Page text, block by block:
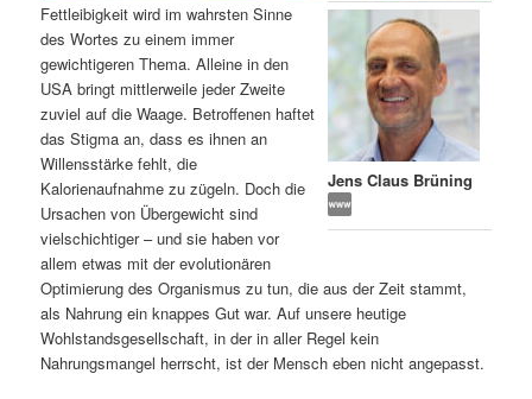
a
l
t
s
p
r
n
h
a
l
t
s
Jens Claus Brüning
Fettleibigkeit wird im wahrsten Sinne
des Wortes zu einem immer
gewichtigeren Thema. Alleine in den
USA bringt mittlerweile jeder Zweite
zuviel auf die Waage. Betroffenen haftet
das Stigma an, dass es ihnen an
Willensstärke fehlt, die
Kalorienaufnahme zu zügeln. Doch die
Ursachen von Übergewicht sind
vielschichtiger – und sie haben vor
allem etwas mit der evolutionären
Optimierung des Organismus zu tun, die aus der Zeit stammt,
als Nahrung ein knappes Gut war. Auf unsere heutige
Wohlstandsgesellschaft, in der in aller Regel kein
Nahrungsmangel herrscht, ist der Mensch eben nicht angepasst.